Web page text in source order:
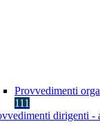
Provvedimenti
111
dirigenti -